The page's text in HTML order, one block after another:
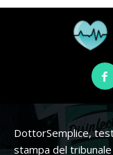
DottorSemplice,
stampa del